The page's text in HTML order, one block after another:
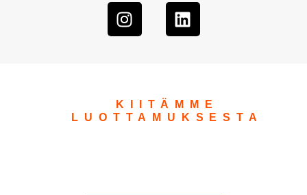
KIITÄMME
LUOTTAMUKSESTA